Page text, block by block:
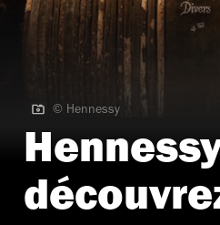
© Hennessy | Chai du Fondateur
© Hennessy